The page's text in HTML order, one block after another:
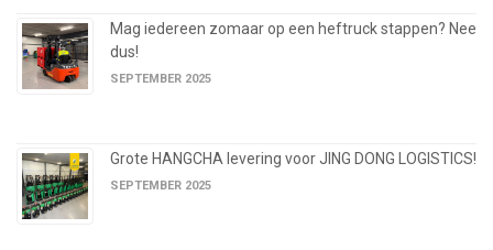
Mag iedereen zomaar op een heftruck stappen? Nee
dus!
SEPTEMBER 2025
Grote HANGCHA levering voor JING DONG LOGISTICS!
SEPTEMBER 2025